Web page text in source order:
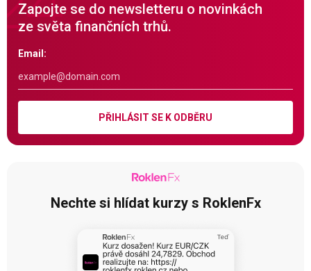
Zapojte se do newsletteru o novinkách
ze světa finančních trhů.
Email:
PŘIHLÁSIT SE K ODBĚRU
Nechte si hlídat kurzy s RoklenFx